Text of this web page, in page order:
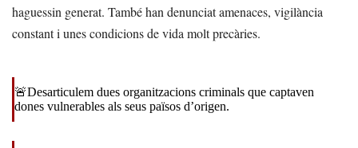
haguessin generat. També han denunciat amenaces, vigilància
constant i unes condicions de vida molt precàries.
🚨Desarticulem dues organitzacions criminals que captaven
dones vulnerables als seus països d’origen.